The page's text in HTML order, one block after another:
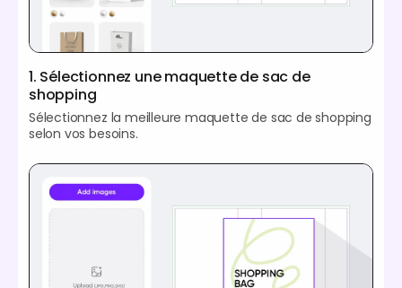
1. Sélectionnez une maquette de sac de
shopping
Sélectionnez la meilleure maquette de sac de shopping
selon vos besoins.